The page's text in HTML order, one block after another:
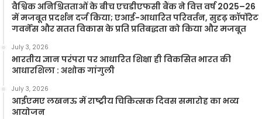
वैश्विक अनिश्चितताओं के बीच एचडीएफसी बैंक ने वित्त वर्ष 2025–26
में मजबूत प्रदर्शन दर्ज किया; एआई-आधारित परिवर्तन, सुदृढ़ कॉर्पोरेट
गवर्नेंस और सतत विकास के प्रति प्रतिबद्धता को किया और मजबूत
July 3, 2026
भारतीय ज्ञान परंपरा पर आधारित शिक्षा ही विकसित भारत की
आधारशिला : अशोक गांगुली
July 3, 2026
आईएमए लखनऊ में राष्ट्रीय चिकित्सक दिवस समारोह का भव्य
आयोजन